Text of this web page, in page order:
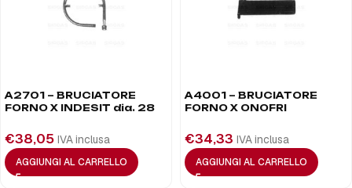
A2701 – BRUCIATORE
FORNO X INDESIT dia. 28
€38,05 IVA inclusa
AGGIUNGI AL CARRELLO
A4001 – BRUCIATORE
FORNO X ONOFRI
€34,33 IVA inclusa
AGGIUNGI AL CARRELLO